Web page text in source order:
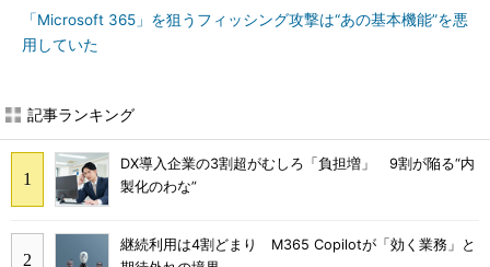
「Microsoft 365」を狙うフィッシング攻撃は“あの基本機能”を悪
用していた
記事ランキング
DX導入企業の3割超がむしろ「負担増」 9割が陥る“内
製化のわな”
継続利用は4割どまり M365 Copilotが「効く業務」と